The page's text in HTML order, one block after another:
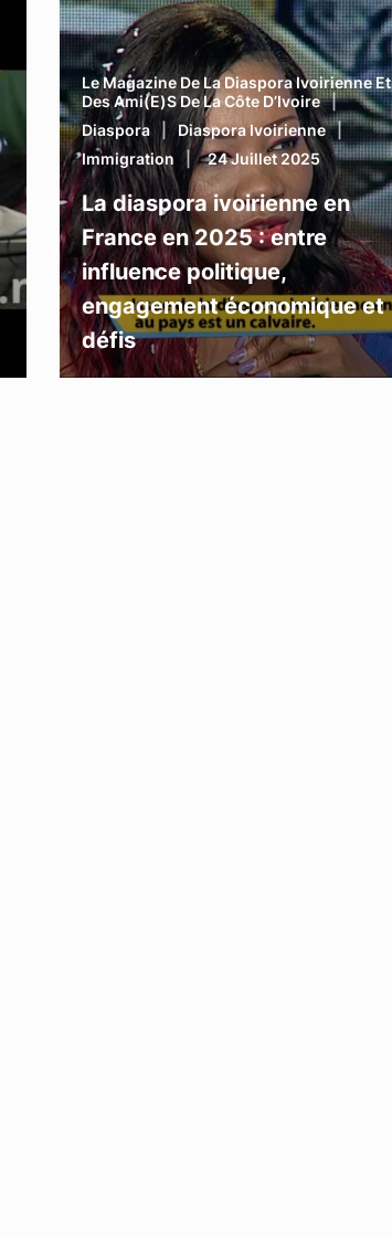
Le Magazine De La Diaspora Ivoirienne Et
Des Ami(e)s De La Côte D’Ivoire
Diaspora
Diaspora Ivoirienne
Immigration
24 Juillet 2025
La diaspora ivoirienne en
France en 2025 : entre
influence politique,
engagement économique et
défis